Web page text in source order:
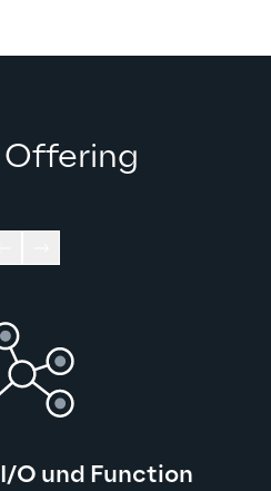
Offering
O und Function